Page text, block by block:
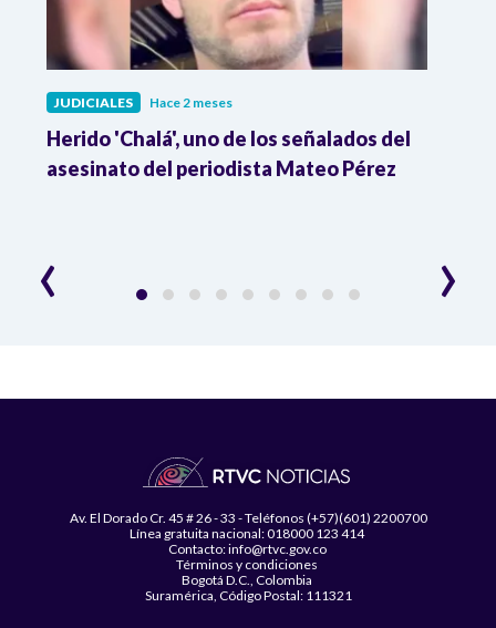
JUDICIALES Hace 2 meses
Herido 'Chalá', uno de los señalados del
asesinato del periodista Mateo Pérez
‹ ›
Av. El Dorado Cr. 45 # 26 - 33 - Teléfonos (+57)(601) 2200700
Línea gratuita nacional: 018000 123 414
Contacto: info@rtvc.gov.co
Términos y condiciones
Bogotá D.C., Colombia
Suramérica, Código Postal: 111321